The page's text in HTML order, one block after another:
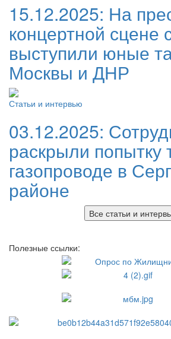
15.12.2025: На
концертной сцене
выступили юные
Москвы и ДНР
Статьи и интервью
03.12.2025:
раскрыли попытку
газопроводе в
районе
Все статьи и
Полезные ссылки: